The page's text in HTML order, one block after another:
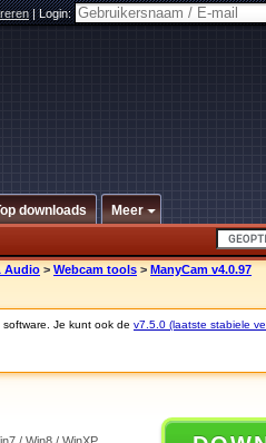
|Login:
downloads Meer
Audio > Webcam tools > ManyCam v4.0.97
Je kunt ook de v7.5.0 (laatste stabiele